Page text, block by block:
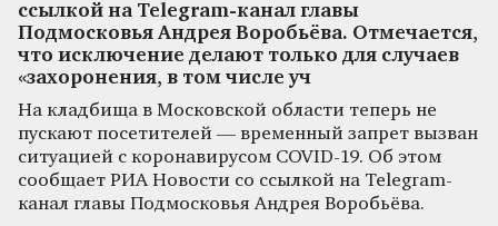
ссылкой на Telegram-канал главы
Подмосковья Андрея Воробьёва. Отмечается,
что исключение делают только для случаев
«захоронения, в том числе уч
На кладбища в Московской области теперь не
пускают посетителей — временный запрет вызван
ситуацией с коронавирусом COVID-19. Об этом
сообщает РИА Новости со ссылкой на Telegram-
канал главы Подмосковья Андрея Воробьёва.